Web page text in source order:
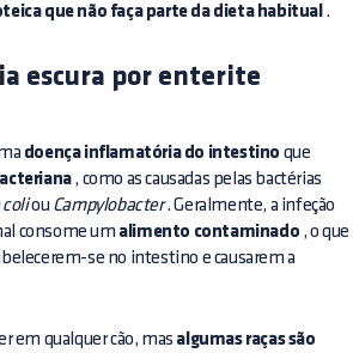
que não faça parte da dieta habitual .
escura por enterite
doença inflamatória do intestino que
, como as causadas pelas bactérias
coliou Campylobacter. Geralmente, a infeção
consome um alimento contaminado , o que
se no intestino e causarem a
em qualquer cão, mas algumas raças são